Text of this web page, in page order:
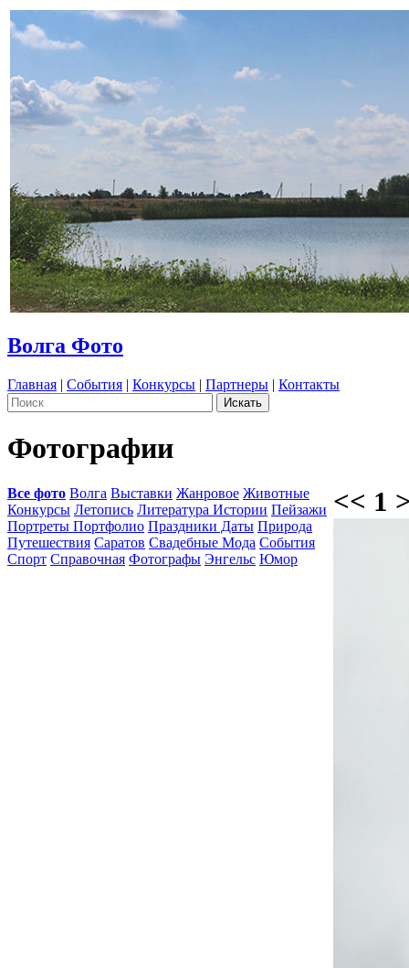
Волга Фото
Главная | События | Конкурсы | Партнеры | Контакты
Фотографии
Все фото Волга Выставки Жанровое Животные
Конкурсы Летопись Литература Истории Пейзажи
Портреты Портфолио Праздники Даты Природа
Путешествия Саратов Свадебные Мода События
Спорт Справочная Фотографы Энгельс Юмор
<< 1